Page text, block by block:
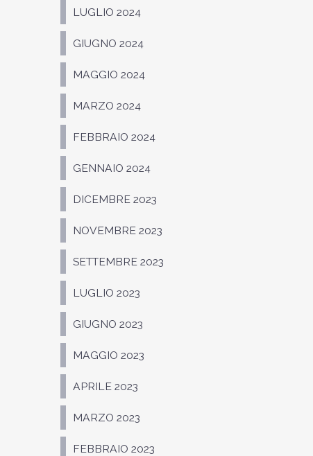
LUGLIO 2024
GIUGNO 2024
MAGGIO 2024
MARZO 2024
FEBBRAIO 2024
GENNAIO 2024
DICEMBRE 2023
NOVEMBRE 2023
SETTEMBRE 2023
LUGLIO 2023
GIUGNO 2023
MAGGIO 2023
APRILE 2023
MARZO 2023
FEBBRAIO 2023